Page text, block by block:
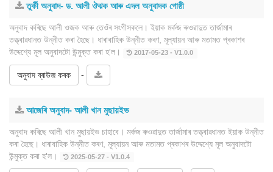
তুৰ্কী অনুবাদ- ড. আলী ঔঝক আৰু এদল অনুবাদক গোষ্ঠী
অনুবাদ কৰিছে আলী ওজক আৰু তেওঁৰ সংগীসকলে। ইয়াক মৰ্কজ ৰুওৱাদুত তাৰ্জামাৰ
তত্ত্বাৱধানত উন্নীত কৰা হৈছে। ধাৰাবাহিক উন্নীত কৰণ, মূল্যায়ন আৰু মতামত প্ৰকাশৰ
উদ্দেশ্যে মূল অনুবাদটো উন্মুক্ত কৰা হ'ল।
2017-05-23 - V1.0.0
অনুবাদ ব্ৰাউজ কৰক -
আজেৰি অনুবাদ- আলী খান মুছায়ইভ
অনুবাদ কৰিছে আলী খান মুছায়ইভ চাহাবে। মৰ্কজ ৰুওৱাদুত তাৰ্জামাৰ তত্ত্বাৱধানত ইয়াক উন্নীত
কৰা হৈছে। ধাৰাবাহিক উন্নীত কৰণ, মূল্যায়ন আৰু মতামত প্ৰকাশৰ উদ্দেশ্যে মূল অনুবাদটো
উন্মুক্ত কৰা হ'ল।
2025-05-27 - V1.0.4